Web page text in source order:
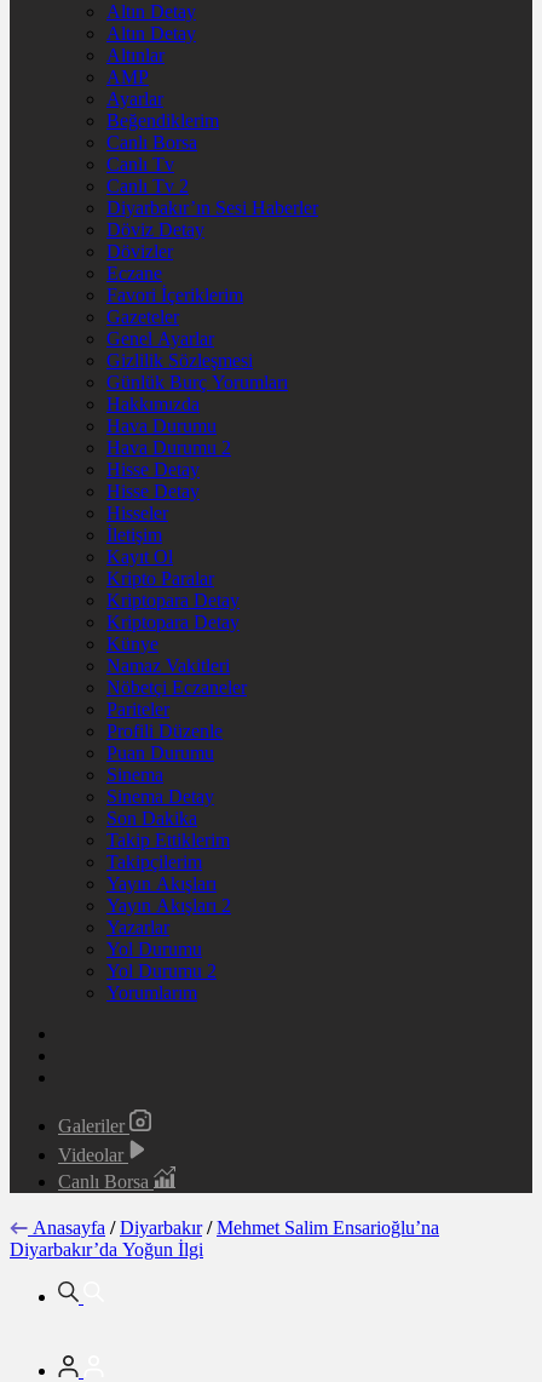
Altın Detay
Altın Detay
Altınlar
AMP
Ayarlar
Beğendiklerim
Canlı Borsa
Canlı Tv
Canlı Tv 2
Diyarbakır’ın Sesi Haberler
Döviz Detay
Dövizler
Eczane
Favori İçeriklerim
Gazeteler
Genel Ayarlar
Gizlilik Sözleşmesi
Günlük Burç Yorumları
Hakkımızda
Hava Durumu
Hava Durumu 2
Hisse Detay
Hisse Detay
Hisseler
İletişim
Kayıt Ol
Kripto Paralar
Kriptopara Detay
Kriptopara Detay
Künye
Namaz Vakitleri
Nöbetçi Eczaneler
Pariteler
Profili Düzenle
Puan Durumu
Sinema
Sinema Detay
Son Dakika
Takip Ettiklerim
Takipçilerim
Yayın Akışları
Yayın Akışları 2
Yazarlar
Yol Durumu
Yol Durumu 2
Yorumlarım
Galeriler
Videolar
Canlı Borsa
Anasayfa / Diyarbakır / Mehmet Salim Ensarioğlu’na
Diyarbakır’da Yoğun İlgi